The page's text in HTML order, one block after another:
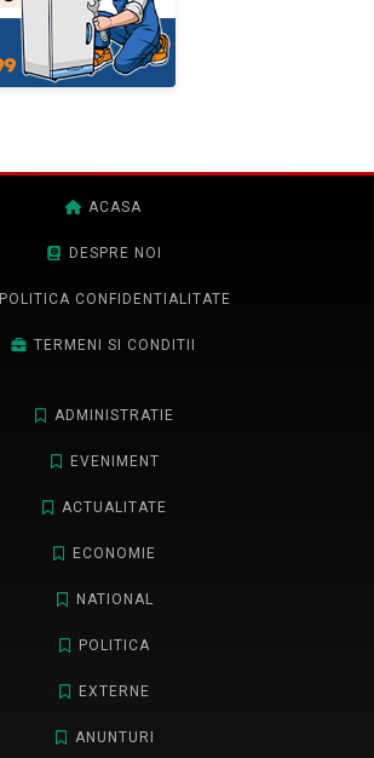
ACASA
DESPRE NOI
POLITICA CONFIDENTIALITATE
TERMENI SI CONDITII
ADMINISTRATIE
EVENIMENT
ACTUALITATE
ECONOMIE
NATIONAL
POLITICA
EXTERNE
ANUNTURI